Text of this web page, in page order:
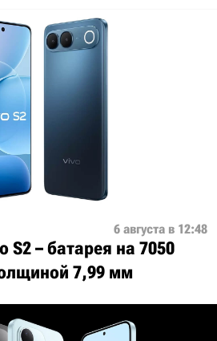
6 августа в 12:48
S2 – батарея на 7050
7,99 мм